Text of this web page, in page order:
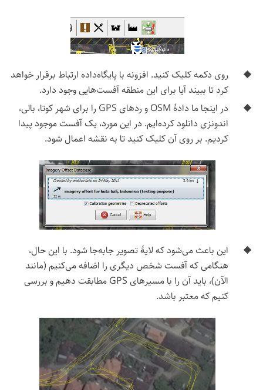
روی دکمه کلیک کنید. افزونه با پایگاه‌داده ارتباط برقرار خواهد
کرد تا ببیند آیا برای این منطقه آفست‌هایی وجود دارد.
در اینجا ما دادهٔ OSM و ردهای GPS را برای شهر کوتا، بالی،
اندونزی دانلود کرده‌ایم. در این مورد، یک آفست موجود پیدا
کردیم. بر روی آن کلیک کنید تا به نقشه اعمال شود.
این باعث می‌شود که لایهٔ تصویر جابه‌جا شود. با این حال،
هنگامی که آفست شخص دیگری را اضافه می‌کنیم (مانند
الآن)، باید آن را با مسیرهای GPS مطابقت دهیم و بررسی
کنیم که معتبر باشد.